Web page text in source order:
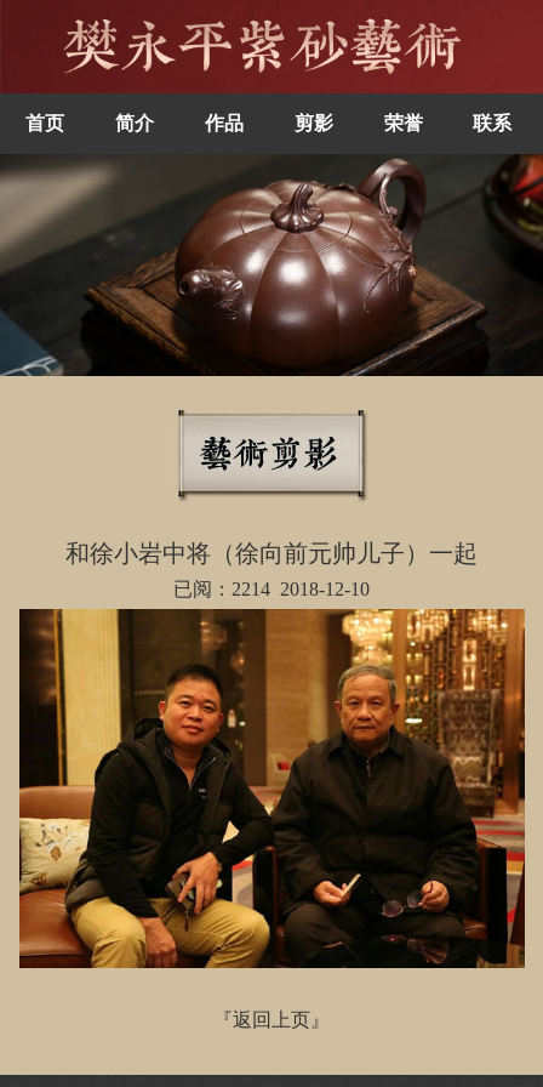
首页 简介 作品 剪影 荣誉 联系
和徐小岩中将（徐向前元帅儿子）一起
已阅：2214 2018-12-10
『返回上页 』